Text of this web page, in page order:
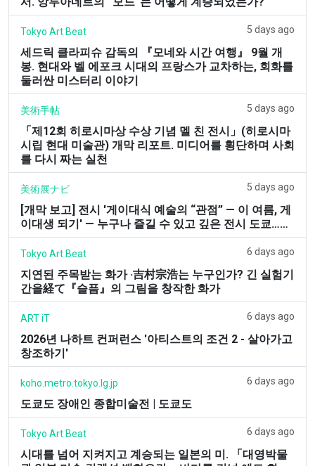
Tokyo Art Beat 5 days ago
세드릭 클라피슈 감독의 『모네와 시간 여행』 9월 개
봉. 현대와 벨 에포크 시대의 프랑스가 교차하는, 회화를
둘러싼 미스터리 이야기
美術手帖 5 days ago
「제12회 히로시마상 수상 기념 멜 친 전시」(히로시마
시립 현대 미술관) 개막 리포트. 미디어를 횡단하며 사회
를 다시 짜는 실천
美術展ナビ 5 days ago
[개막 보고] 전시 '게이대식 예술의 “관점” — 이 여름, 게
이대생 되기' — 누구나 즐길 수 있고 깊은 전시 도쿄……
Tokyo Art Beat 6 days ago
지연된 주목받는 화가 ·吉村宗浩는 누구인가? 긴 실험기
간을経て『슬픔』의 그림을 창작한 화가
ART iT 6 days ago
2026년 나하트 컨퍼런스 '아티스트의 조건 2 - 살아가고
창조하기'
koho.metro.tokyo.lg.jp 6 days ago
도쿄도 장애인 종합미술전 | 도쿄도
Tokyo Art Beat 6 days ago
시대를 넘어 지켜지고 계승되는 일본의 미. 「대영박물